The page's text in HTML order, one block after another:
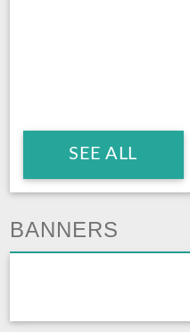
SEE ALL
BANNERS